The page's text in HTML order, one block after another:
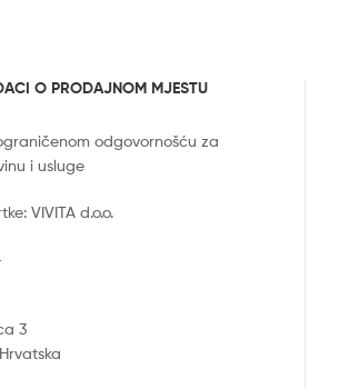
O PRODAJNOM MJESTU
odgovornošću za
i usluge
VIVITA d.o.o.
3